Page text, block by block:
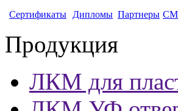
Сертификаты Дипломы Партнеры
Продукция
ЛКМ для